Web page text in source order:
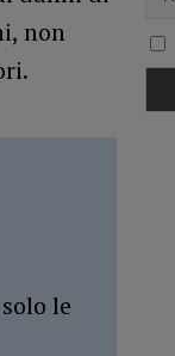
non
le